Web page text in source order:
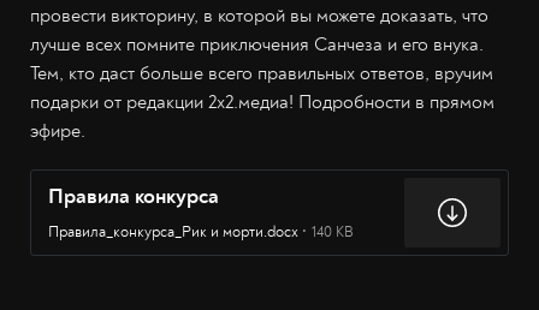
провести викторину, в которой вы можете доказать, что
лучше всех помните приключения Санчеза и его внука.
Тем, кто даст больше всего правильных ответов, вручим
подарки от редакции 2х2.медиа! Подробности в прямом
эфире.
Правила конкурса
Правила_конкурса_Рик и морти.docx 140 KB